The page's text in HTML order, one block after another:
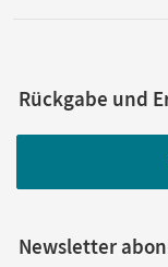
Rückgabe und
Newsletter